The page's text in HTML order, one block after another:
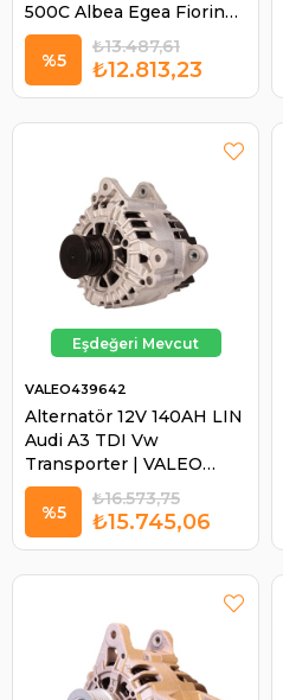
500C Albea Egea Fiorino
Punto Opel Astra G
Comco Corsa Meriva
Tıgra Suzuki Swıf | VALEO
₺12.813,23
₺13.487,61
%5
Alternatör 12V 140AH LIN
Audi A3 TDI Vw
Transporter | VALEO
439642
VALEO439642
₺15.745,06
₺16.573,75
%5